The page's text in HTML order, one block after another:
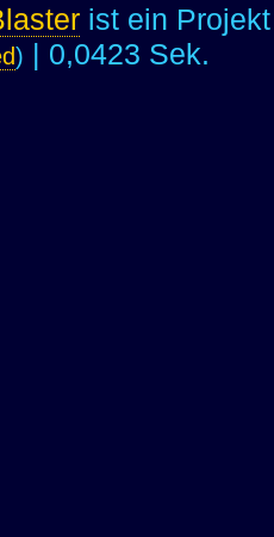
ist ein
) | 0,0423 Sek.